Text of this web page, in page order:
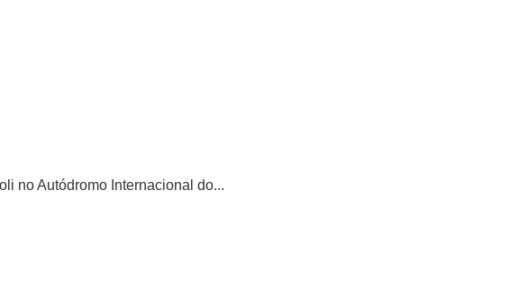
no Autódromo Internacional do...